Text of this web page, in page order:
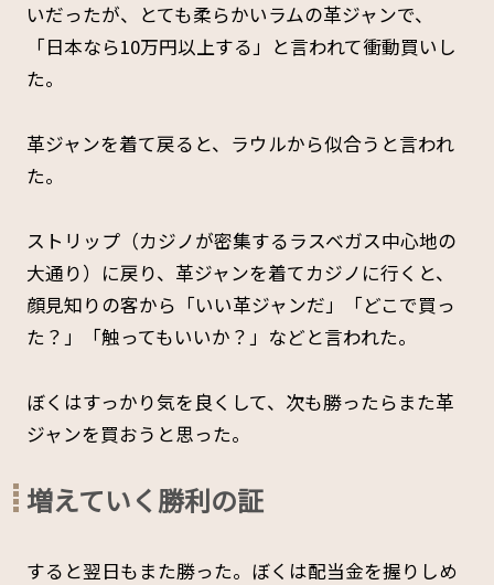
いだったが、とても柔らかいラムの革ジャンで、
「日本なら10万円以上する」と言われて衝動買いし
た。
革ジャンを着て戻ると、ラウルから似合うと言われ
た。
ストリップ（カジノが密集するラスベガス中心地の
大通り）に戻り、革ジャンを着てカジノに行くと、
顔見知りの客から「いい革ジャンだ」「どこで買っ
た？」「触ってもいいか？」などと言われた。
ぼくはすっかり気を良くして、次も勝ったらまた革
ジャンを買おうと思った。
増えていく勝利の証
すると翌日もまた勝った。ぼくは配当金を握りしめ